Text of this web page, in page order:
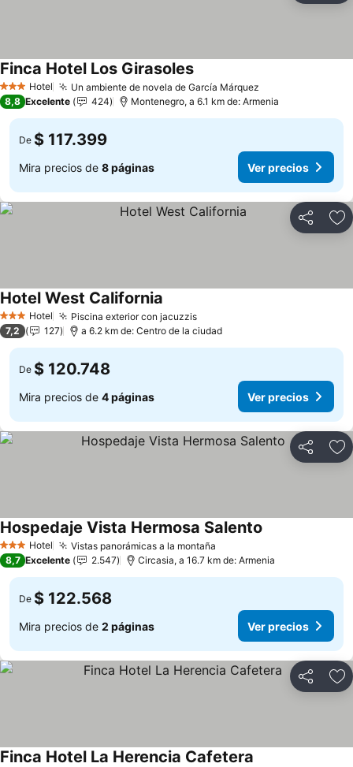
3 Estrellas
Hotel Un ambiente de novela de García Márquez
Finca Hotel Los Girasoles
8,8 Excelente 424 Montenegro, a 6.1 km de: Armenia
De $ 117.399
Mira precios de 8 páginas Ver precios
Compartir
3 Estrellas
Hotel Piscina exterior con jacuzzis
Hotel West California
7,2 127 a 6.2 km de: Centro de la ciudad
De $ 120.748
Mira precios de 4 páginas Ver precios
Compartir
3 Estrellas
Hotel Vistas panorámicas a la montaña
Hospedaje Vista Hermosa Salento
8,7 Excelente 2.547 Circasia, a 16.7 km de: Armenia
De $ 122.568
Mira precios de 2 páginas Ver precios
Compartir
Finca Hotel La Herencia Cafetera